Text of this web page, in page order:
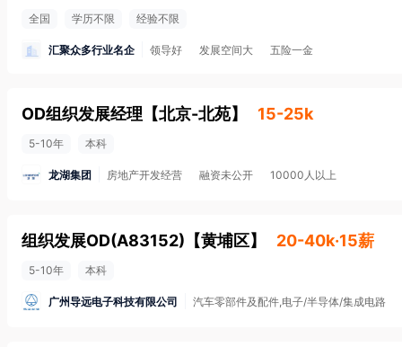
全国 学历不限 经验不限
汇聚众多行业名企 领导好 发展空间大 五险一金
OD组织发展经理 【北京-北苑】 15-25k
5-10年 本科
龙湖集团 房地产开发经营 融资未公开 10000人以上
组织发展OD(A83152) 【黄埔区】 20-40k·15薪
5-10年 本科
广州导远电子科技有限公司 汽车零部件及配件,电子/半导体/集成电路